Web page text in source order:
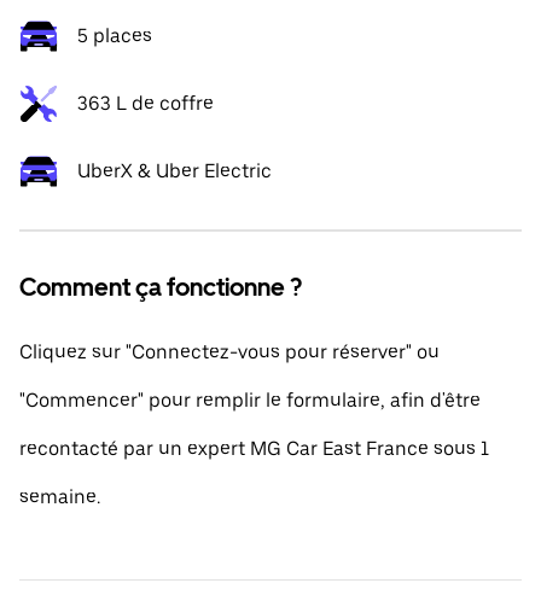
5 places
363 L de coffre
UberX & Uber Electric
Comment ça fonctionne ?
Cliquez sur "Connectez-vous pour réserver" ou
"Commencer" pour remplir le formulaire, afin d'être
recontacté par un expert MG Car East France sous 1
semaine.